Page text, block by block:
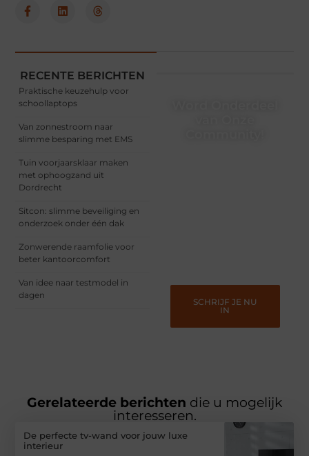
RECENTE BERICHTEN
Praktische keuzehulp voor
schoollaptops
Van zonnestroom naar
slimme besparing met EMS
Tuin voorjaarsklaar maken
met ophoogzand uit
Dordrecht
Sitcon: slimme beveiliging en
onderzoek onder één dak
Zonwerende raamfolie voor
beter kantoorcomfort
Van idee naar testmodel in
dagen
SCHRIJF JE NU
IN
Gerelateerde berichten die u mogelijk
interesseren.
De perfecte tv-wand voor jouw luxe
interieur